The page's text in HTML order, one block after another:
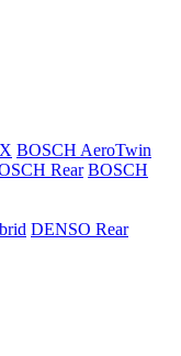
BOSCH AeroTwin
Rear BOSCH
DENSO Rear